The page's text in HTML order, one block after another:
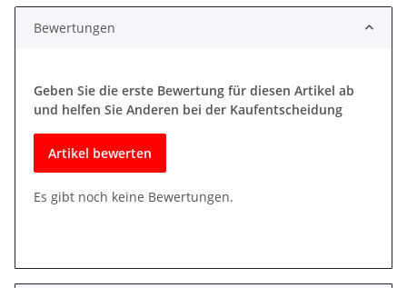
Bewertungen
Geben Sie die erste Bewertung für diesen Artikel ab
und helfen Sie Anderen bei der Kaufentscheidung
Artikel bewerten
Es gibt noch keine Bewertungen.